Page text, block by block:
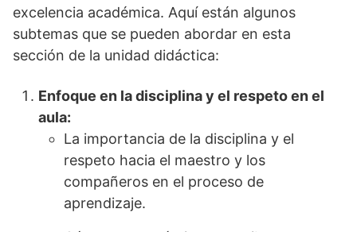
excelencia académica. Aquí están algunos
subtemas que se pueden abordar en esta
sección de la unidad didáctica:
Enfoque en la disciplina y el respeto en el
aula:
La importancia de la disciplina y el
respeto hacia el maestro y los
compañeros en el proceso de
aprendizaje.